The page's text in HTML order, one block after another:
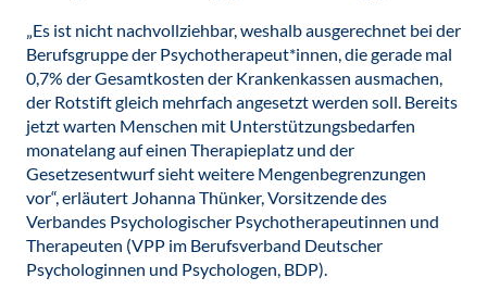
„Es ist nicht nachvollziehbar, weshalb ausgerechnet bei der
Berufsgruppe der Psychotherapeut*innen, die gerade mal
0,7% der Gesamtkosten der Krankenkassen ausmachen,
der Rotstift gleich mehrfach angesetzt werden soll. Bereits
jetzt warten Menschen mit Unterstützungsbedarfen
monatelang auf einen Therapieplatz und der
Gesetzesentwurf sieht weitere Mengenbegrenzungen
vor“, erläutert Johanna Thünker, Vorsitzende des
Verbandes Psychologischer Psychotherapeutinnen und
Therapeuten (VPP im Berufsverband Deutscher
Psychologinnen und Psychologen, BDP).